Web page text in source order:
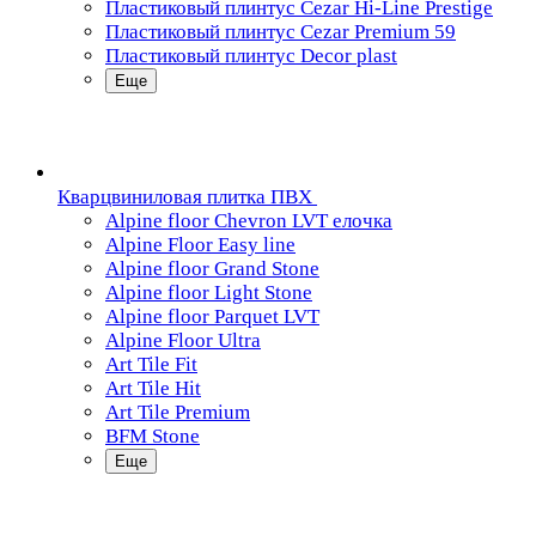
Пластиковый плинтус Cezar Hi-Line Prestige
Пластиковый плинтус Cezar Premium 59
Пластиковый плинтус Decor plast
Еще
Кварцвиниловая плитка ПВХ
Alpine floor Chevron LVT елочка
Alpine Floor Easy line
Alpine floor Grand Stone
Alpine floor Light Stone
Alpine floor Parquet LVT
Alpine Floor Ultra
Art Tile Fit
Art Tile Hit
Art Tile Premium
BFM Stone
Еще